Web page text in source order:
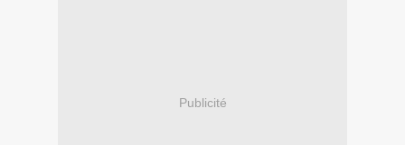
Publicité